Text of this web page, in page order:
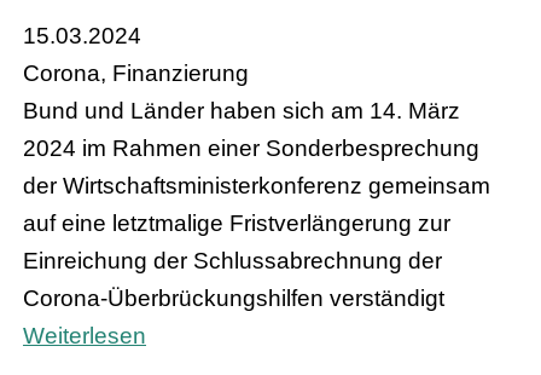
15.03.2024
Corona, Finanzierung
Bund und Länder haben sich am 14. März
2024 im Rahmen einer Sonderbesprechung
der Wirtschaftsministerkonferenz gemeinsam
auf eine letztmalige Fristverlängerung zur
Einreichung der Schlussabrechnung der
Corona-Überbrückungshilfen verständigt
Weiterlesen